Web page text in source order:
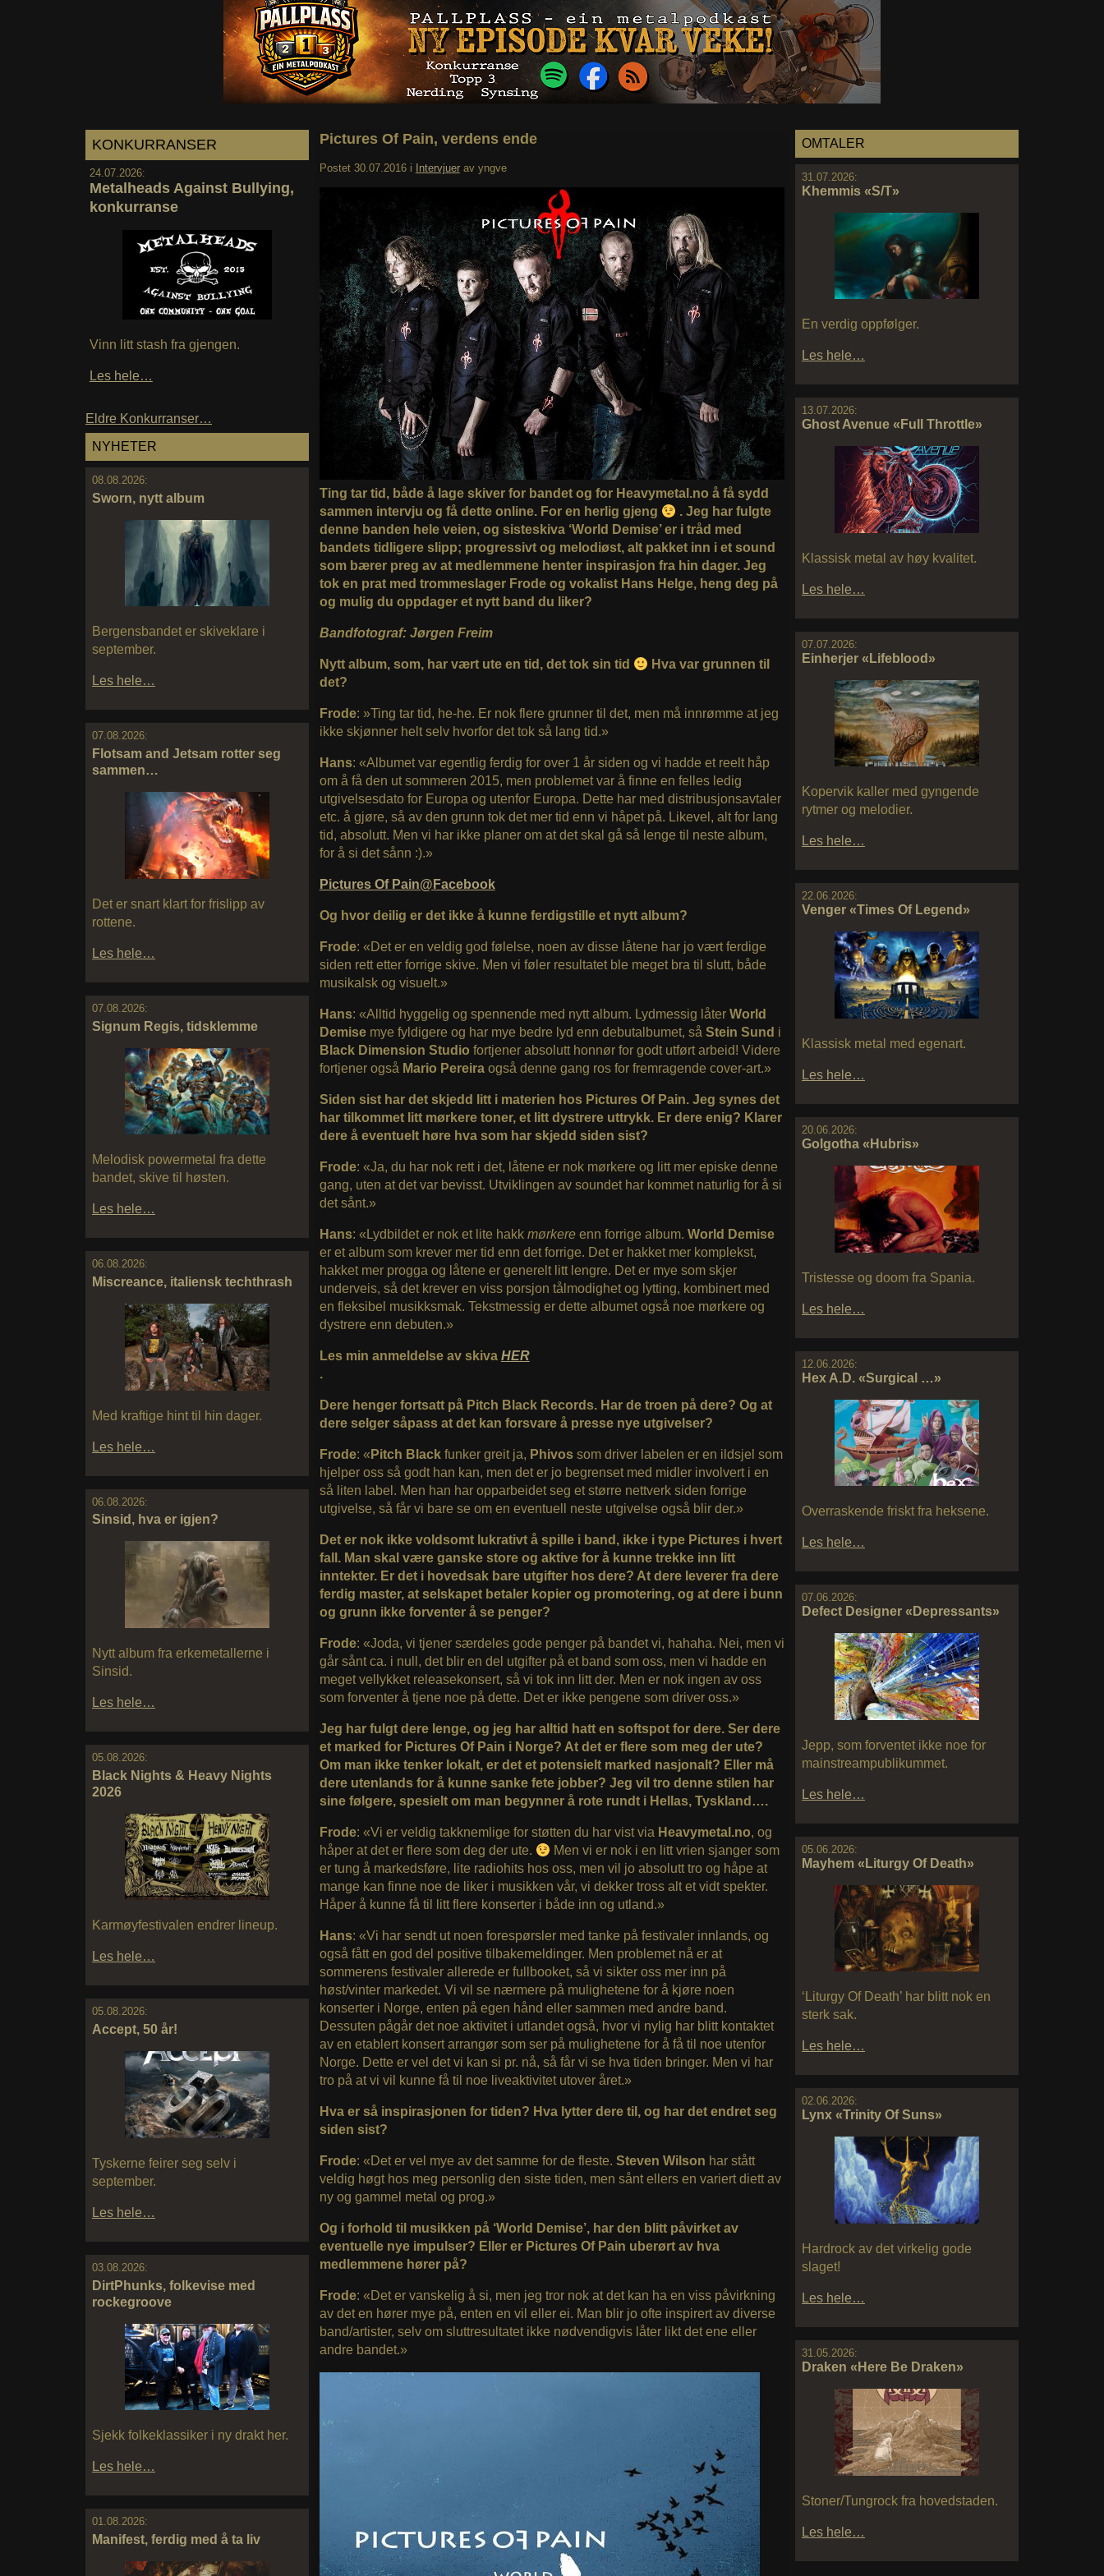
KONKURRANSER
24.07.2026:
Metalheads Against Bullying,
konkurranse
Vinn litt stash fra gjengen.
Les hele…
Eldre Konkurranser…
NYHETER
08.08.2026:
Sworn, nytt album
Bergensbandet er skiveklare i
september.
Les hele…
07.08.2026:
Flotsam and Jetsam rotter seg
sammen…
Det er snart klart for frislipp av
rottene.
Les hele…
07.08.2026:
Signum Regis, tidsklemme
Melodisk powermetal fra dette
bandet, skive til høsten.
Les hele…
06.08.2026:
Miscreance, italiensk techthrash
Med kraftige hint til hin dager.
Les hele…
06.08.2026:
Sinsid, hva er igjen?
Nytt album fra erkemetallerne i
Sinsid.
Les hele…
05.08.2026:
Black Nights & Heavy Nights
2026
Karmøyfestivalen endrer lineup.
Les hele…
05.08.2026:
Accept, 50 år!
Tyskerne feirer seg selv i
september.
Les hele…
03.08.2026:
DirtPhunks, folkevise med
rockegroove
Sjekk folkeklassiker i ny drakt her.
Les hele…
01.08.2026:
Manifest, ferdig med å ta liv
OMTALER
31.07.2026:
Khemmis «S/T»
En verdig oppfølger.
Les hele…
13.07.2026:
Ghost Avenue «Full Throttle»
Klassisk metal av høy kvalitet.
Les hele…
07.07.2026:
Einherjer «Lifeblood»
Kopervik kaller med gyngende
rytmer og melodier.
Les hele…
22.06.2026:
Venger «Times Of Legend»
Klassisk metal med egenart.
Les hele…
20.06.2026:
Golgotha «Hubris»
Tristesse og doom fra Spania.
Les hele…
12.06.2026:
Hex A.D. «Surgical …»
Overraskende friskt fra heksene.
Les hele…
07.06.2026:
Defect Designer «Depressants»
Jepp, som forventet ikke noe for
mainstreampublikummet.
Les hele…
05.06.2026:
Mayhem «Liturgy Of Death»
‘Liturgy Of Death’ har blitt nok en
sterk sak.
Les hele…
02.06.2026:
Lynx «Trinity Of Suns»
Hardrock av det virkelig gode
slaget!
Les hele…
31.05.2026:
Draken «Here Be Draken»
Stoner/Tungrock fra hovedstaden.
Les hele…
Pictures Of Pain, verdens ende
Postet 30.07.2016 i Intervjuer av yngve
Ting tar tid, både å lage skiver for bandet og for Heavymetal.no å få sydd
sammen intervju og få dette online. For en herlig gjeng
. Jeg har fulgte
denne banden hele veien, og sisteskiva ‘World Demise’ er i tråd med
bandets tidligere slipp; progressivt og melodiøst, alt pakket inn i et sound
som bærer preg av at medlemmene henter inspirasjon fra hin dager. Jeg
tok en prat med trommeslager Frode og vokalist Hans Helge, heng deg på
og mulig du oppdager et nytt band du liker?
Bandfotograf: Jørgen Freim
Nytt album, som, har vært ute en tid, det tok sin tid
Hva var grunnen til
det?
Frode: »Ting tar tid, he-he. Er nok flere grunner til det, men må innrømme at jeg
ikke skjønner helt selv hvorfor det tok så lang tid.»
Hans: «Albumet var egentlig ferdig for over 1 år siden og vi hadde et reelt håp
om å få den ut sommeren 2015, men problemet var å finne en felles ledig
utgivelsesdato for Europa og utenfor Europa. Dette har med distribusjonsavtaler
etc. å gjøre, så av den grunn tok det mer tid enn vi håpet på. Likevel, alt for lang
tid, absolutt. Men vi har ikke planer om at det skal gå så lenge til neste album,
for å si det sånn :).»
Pictures Of Pain@Facebook
Og hvor deilig er det ikke å kunne ferdigstille et nytt album?
Frode: «Det er en veldig god følelse, noen av disse låtene har jo vært ferdige
siden rett etter forrige skive. Men vi føler resultatet ble meget bra til slutt, både
musikalsk og visuelt.»
Hans: «Alltid hyggelig og spennende med nytt album. Lydmessig låter World
Demisemye fyldigere og har mye bedre lyd enn debutalbumet, så Stein Sund i
Black Dimension Studio fortjener absolutt honnør for godt utført arbeid! Videre
fortjener også Mario Pereiraogså denne gang ros for fremragende cover-art.»
Siden sist har det skjedd litt i materien hos Pictures Of Pain. Jeg synes det
har tilkommet litt mørkere toner, et litt dystrere uttrykk. Er dere enig? Klarer
dere å eventuelt høre hva som har skjedd siden sist?
Frode: «Ja, du har nok rett i det, låtene er nok mørkere og litt mer episke denne
gang, uten at det var bevisst. Utviklingen av soundet har kommet naturlig for å si
det sånt.»
Hans: «Lydbildet er nok et lite hakk mørkere enn forrige album. World Demise
er et album som krever mer tid enn det forrige. Det er hakket mer komplekst,
hakket mer progga og låtene er generelt litt lengre. Det er mye som skjer
underveis, så det krever en viss porsjon tålmodighet og lytting, kombinert med
en fleksibel musikksmak. Tekstmessig er dette albumet også noe mørkere og
dystrere enn debuten.»
Les min anmeldelse av skiva HER
.
Dere henger fortsatt på Pitch Black Records. Har de troen på dere? Og at
dere selger såpass at det kan forsvare å presse nye utgivelser?
Frode: « Pitch Blackfunker greit ja, Phivos som driver labelen er en ildsjel som
hjelper oss så godt han kan, men det er jo begrenset med midler involvert i en
så liten label. Men han har opparbeidet seg et større nettverk siden forrige
utgivelse, så får vi bare se om en eventuell neste utgivelse også blir der.»
Det er nok ikke voldsomt lukrativt å spille i band, ikke i type Pictures i hvert
fall. Man skal være ganske store og aktive for å kunne trekke inn litt
inntekter. Er det i hovedsak bare utgifter hos dere? At dere leverer fra dere
ferdig master, at selskapet betaler kopier og promotering, og at dere i bunn
og grunn ikke forventer å se penger?
Frode: «Joda, vi tjener særdeles gode penger på bandet vi, hahaha. Nei, men vi
går sånt ca. i null, det blir en del utgifter på et band som oss, men vi hadde en
meget vellykket releasekonsert, så vi tok inn litt der. Men er nok ingen av oss
som forventer å tjene noe på dette. Det er ikke pengene som driver oss.»
Jeg har fulgt dere lenge, og jeg har alltid hatt en softspot for dere. Ser dere
et marked for Pictures Of Pain i Norge? At det er flere som meg der ute?
Om man ikke tenker lokalt, er det et potensielt marked nasjonalt? Eller må
dere utenlands for å kunne sanke fete jobber? Jeg vil tro denne stilen har
sine følgere, spesielt om man begynner å rote rundt i Hellas, Tyskland….
Frode: «Vi er veldig takknemlige for støtten du har vist via Heavymetal.no, og
håper at det er flere som deg der ute.
Men vi er nok i en litt vrien sjanger som
er tung å markedsføre, lite radiohits hos oss, men vil jo absolutt tro og håpe at
mange kan finne noe de liker i musikken vår, vi dekker tross alt et vidt spekter.
Håper å kunne få til litt flere konserter i både inn og utland.»
Hans: «Vi har sendt ut noen forespørsler med tanke på festivaler innlands, og
også fått en god del positive tilbakemeldinger. Men problemet nå er at
sommerens festivaler allerede er fullbooket, så vi sikter oss mer inn på
høst/vinter markedet. Vi vil se nærmere på mulighetene for å kjøre noen
konserter i Norge, enten på egen hånd eller sammen med andre band.
Dessuten pågår det noe aktivitet i utlandet også, hvor vi nylig har blitt kontaktet
av en etablert konsert arrangør som ser på mulighetene for å få til noe utenfor
Norge. Dette er vel det vi kan si pr. nå, så får vi se hva tiden bringer. Men vi har
tro på at vi vil kunne få til noe liveaktivitet utover året.»
Hva er så inspirasjonen for tiden? Hva lytter dere til, og har det endret seg
siden sist?
Frode: «Det er vel mye av det samme for de fleste. Steven Wilson har stått
veldig høgt hos meg personlig den siste tiden, men sånt ellers en variert diett av
ny og gammel metal og prog.»
Og i forhold til musikken på ‘World Demise’, har den blitt påvirket av
eventuelle nye impulser? Eller er Pictures Of Pain uberørt av hva
medlemmene hører på?
Frode: «Det er vanskelig å si, men jeg tror nok at det kan ha en viss påvirkning
av det en hører mye på, enten en vil eller ei. Man blir jo ofte inspirert av diverse
band/artister, selv om sluttresultatet ikke nødvendigvis låter likt det ene eller
andre bandet.»